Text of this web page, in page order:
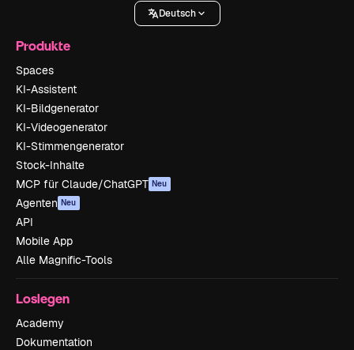
Deutsch
Produkte
Spaces
KI-Assistent
KI-Bildgenerator
KI-Videogenerator
KI-Stimmengenerator
Stock-Inhalte
MCP für Claude/ChatGPT Neu
Agenten Neu
API
Mobile App
Alle Magnific-Tools
Loslegen
Academy
Dokumentation